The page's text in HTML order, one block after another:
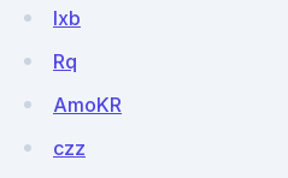
lxb
Rq
AmoKR
czz